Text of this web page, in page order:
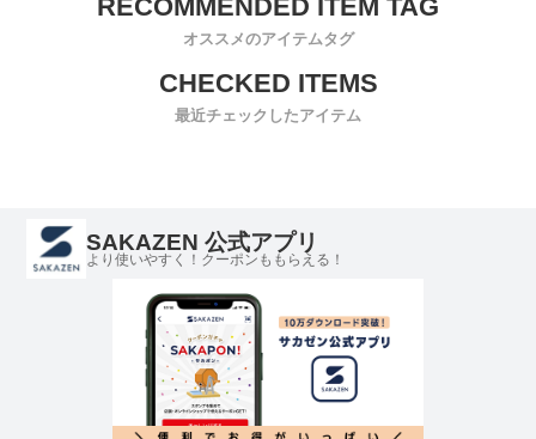
オススメのアイテムタグ
最近チェックしたアイテム
SAKAZEN 公式アプリ
より使いやすく！クーポンももらえる！